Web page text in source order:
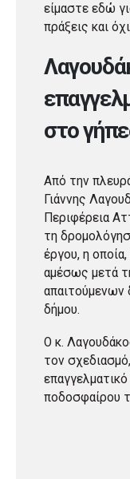
είμαστε εδώ
πράξεις και
στο
Από την
Γιάννης
Περιφέρεια
τη
έργου, η
αμέσως μετά
απαιτούμενων
δήμου.
Ο κ.
τον
ποδοσφαίρου